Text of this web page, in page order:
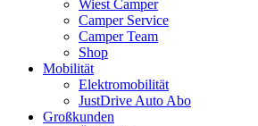
Wiest Camper
Camper Service
Camper Team
Shop
Mobilität
Elektromobilität
JustDrive Auto Abo
Großkunden